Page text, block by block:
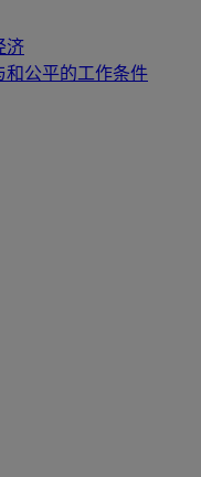
济
和公平的工作条件